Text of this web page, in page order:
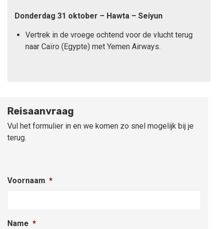
Donderdag 31 oktober – Hawta – Seiyun
Vertrek in de vroege ochtend voor de vlucht terug
naar Caïro (Egypte) met Yemen Airways.
Reisaanvraag
Vul het formulier in en we komen zo snel mogelijk bij je
terug.
Voornaam *
Name *